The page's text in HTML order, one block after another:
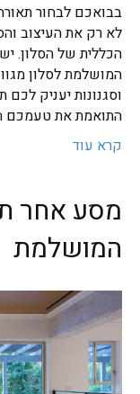
בבואכם לבחור
לא רק את העיצוב
הכללית של הסלון.
המושלמת לסלון
וסגנונות יעניק
התואמת את טעמכם
קרא עוד
מסע אחר
המושלמת